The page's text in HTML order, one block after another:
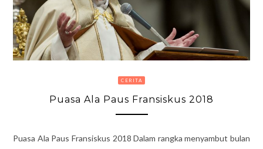
CERITA
Puasa Ala Paus Fransiskus 2018
Puasa Ala Paus Fransiskus 2018 Dalam rangka menyambut bulan